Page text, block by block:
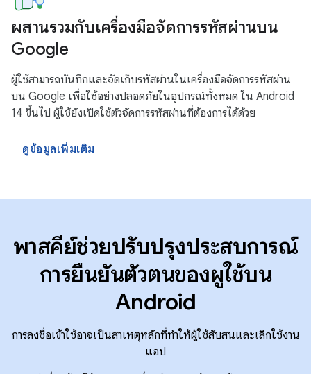
ผสานรวมกับเครื่องมือจัดการรหัสผ่านบน
Google
ผู้ใช้สามารถบันทึกและจัดเก็บรหัสผ่านในเครื่องมือจัดการรหัสผ่าน
บน Google เพื่อใช้อย่างปลอดภัยในอุปกรณ์ทั้งหมด ใน Android
14 ขึ้นไป ผู้ใช้ยังเปิดใช้ตัวจัดการรหัสผ่านที่ต้องการได้ด้วย
ดูข้อมูลเพิ่มเติม
พาสคีย์ช่วยปรับปรุงประสบการณ์
การยืนยันตัวตนของผู้ใช้บน
Android
การลงชื่อเข้าใช้อาจเป็นสาเหตุหลักที่ทำให้ผู้ใช้สับสนและเลิกใช้งาน
แอป